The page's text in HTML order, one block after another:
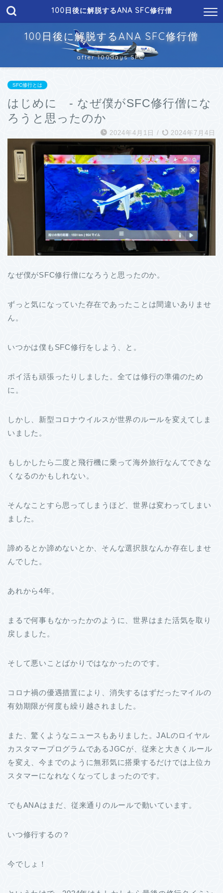
100日後に解脱するANA SFC修行僧
100日後に解脱するANA SFC修行僧
after 100days SFC.
SFC修行とは
はじめに - なぜ僕がSFC修行僧にな
ろうと思ったのか
2024年4月1日 / 2024年7月4日
なぜ僕がSFC修行僧になろうと思ったのか。
ずっと気になっていた存在であったことは間違いありませ
ん。
いつかは僕もSFC修行をしよう、と。
ポイ活も頑張ったりしました。全ては修行の準備のため
に。
しかし、新型コロナウイルスが世界のルールを変えてしま
いました。
もしかしたら二度と飛行機に乗って海外旅行なんてできな
くなるのかもしれない。
そんなことすら思ってしまうほど、世界は変わってしまい
ました。
諦めるとか諦めないとか、そんな選択肢なんか存在しませ
んでした。
あれから4年。
まるで何事もなかったかのように、世界はまた活気を取り
戻しました。
そして悪いことばかりではなかったのです。
コロナ禍の優遇措置により、消失するはずだったマイルの
有効期限が何度も繰り越されました。
また、驚くようなニュースもありました。JALのロイヤル
カスタマープログラムであるJGCが、従来と大きくルール
を変え、今までのように無邪気に搭乗するだけでは上位カ
スタマーになれなくなってしまったのです。
でもANAはまだ、従来通りのルールで動いています。
いつ修行するの？
今でしょ！